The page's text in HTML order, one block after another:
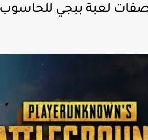
لعبة ببجي للحاسوب